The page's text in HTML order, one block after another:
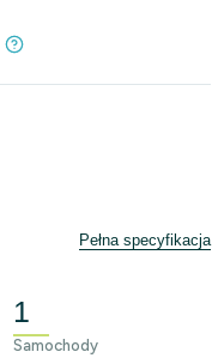
Pełna specyfikacja
1
Samochody